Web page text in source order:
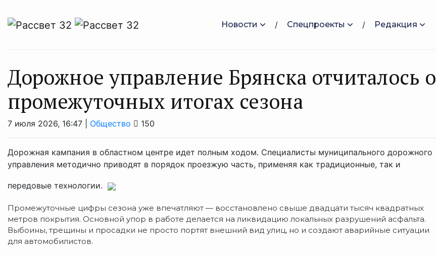
Новости Спецпроекты Редакция
Дорожное управление Брянска отчиталось о
промежуточных итогах сезона
7 июля 2026, 16:47 | Общество 150
Дорожная кампания в областном центре идет полным ходом. Специалисты муниципального дорожного
управления методично приводят в порядок проезжую часть, применяя как традиционные, так и
передовые технологии.
Промежуточные цифры сезона уже впечатляют — восстановлено свыше двадцати тысяч квадратных
метров покрытия. Основной упор в работе делается на ликвидацию локальных разрушений асфальта.
Выбоины, трещины и просадки не просто портят внешний вид улиц, но и создают аварийные ситуации
для автомобилистов.